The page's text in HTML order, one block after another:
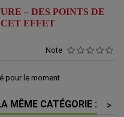
– DES POINTS DE
EFFET
Note
pour le moment.
MÊME CATÉGORIE :
>